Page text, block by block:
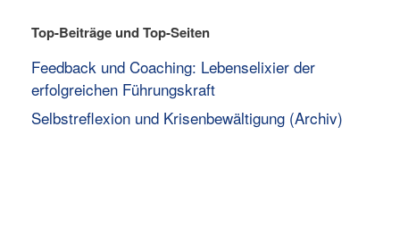
Top-Beiträge und Top-Seiten
Feedback und Coaching: Lebenselixier der
erfolgreichen Führungskraft
Selbstreflexion und Krisenbewältigung (Archiv)